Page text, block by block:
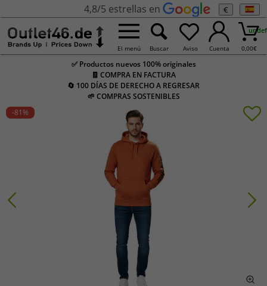
4,8/5 estrellas en €
El menú Buscar Aviso Cuenta 0,00€
✅ Productos nuevos 100% originales
🧾 COMPRA EN FACTURA
🔄 100 DÍAS DE DERECHO A REGRESAR
🌱 COMPRAS SOSTENIBLES
-81%